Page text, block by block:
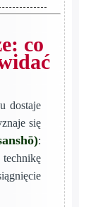
co
dostaje
się
: